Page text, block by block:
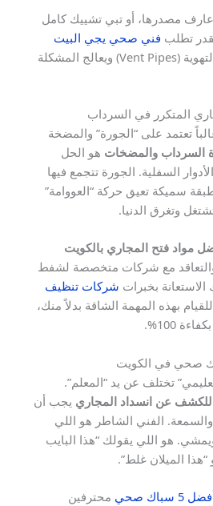
مصدرها، أو تبي تشييك كامل
تطلب فني صحي يجي البيت
يفحص لك التمديدات والتهوية (Vent Pipes) ويعالج المشكلة
المتكرر في السرداب
تعتمد على “الجورة” والمضخة
السرداب والمضخات هو الحل
السفلية. الجورة تتجمع فيها
سميكة تعيق حركة “العووامة”
مواد فتح المجاري بالكويت
والتعاقد مع شركات متخصصة لشفط
بخبرات شركات تنظيف
للقيام بهذه المهمة الشاقة بدلاً منك،
100%.
صحي في الكويت
تختلف عن يد “المعلم”.
عن انسداد المجاري يجب أن
الفني الشاطر هو اللي
هو اللي يقولك “هذا البايب
الميلان غلط”.
5 سباك صحي
محترفين